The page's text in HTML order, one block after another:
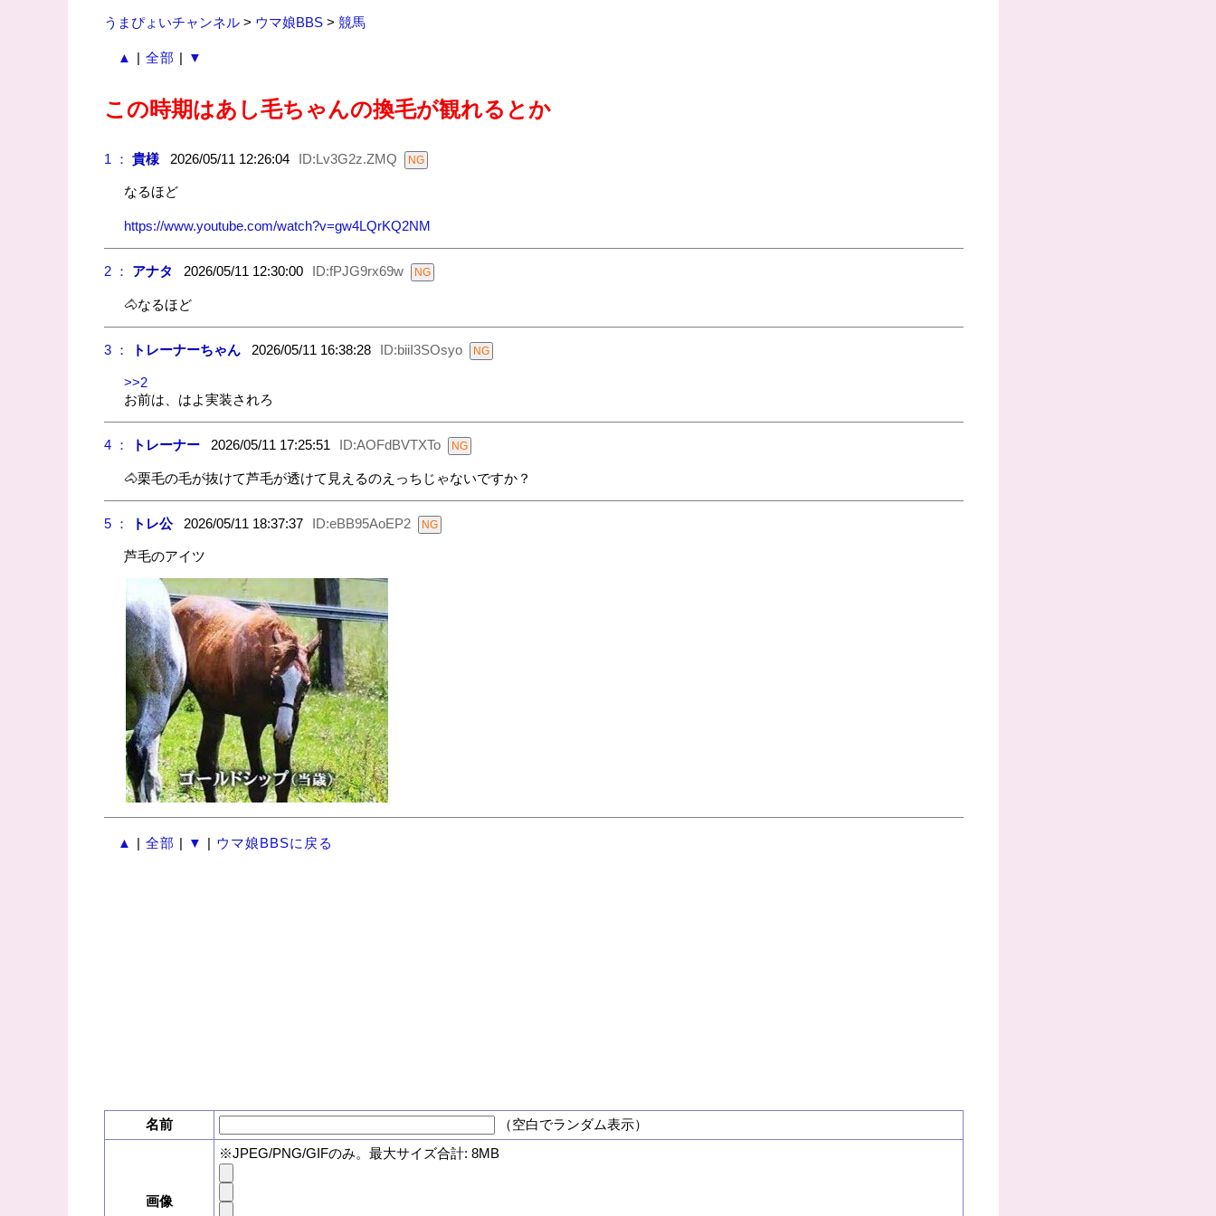
うまぴょいチャンネル> ウマ娘BBS> 競馬
▲ | 全部 | ▼
この時期はあし毛ちゃんの換毛が観れるとか
1 ： 貴様2026/05/11 12:26:04 ID:Lv3G2z.ZMQ
なるほど
https://www.youtube.com/watch?v=gw4LQrKQ2NM
2 ： アナタ 2026/05/11 12:30:00 ID:fPJG9rx69w
🐴なるほど
3 ： トレーナーちゃん2026/05/11 16:38:28 ID:biiI3SOsyo
>>2
お前は、はよ実装されろ
4 ： トレーナー2026/05/11 17:25:51 ID:AOFdBVTXTo
🐴栗毛の毛が抜けて芦毛が透けて見えるのえっちじゃないですか？
5 ： トレ公2026/05/11 18:37:37 ID:eBB95AoEP2
芦毛のアイツ
▲ | 全部 | ▼ | ウマ娘BBSに戻る
名前 （空白でランダム表示）
画像
※JPEG/PNG/GIFのみ。最大サイズ合計: 8MB